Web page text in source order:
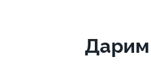
Дарим